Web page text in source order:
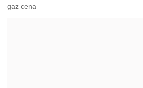
gaz cena